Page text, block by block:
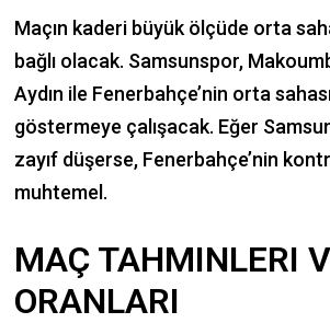
Maçın kaderi büyük ölçüde orta
bağlı olacak. Samsunspor,
Aydın ile Fenerbahçe’nin orta
göstermeye çalışacak. Eğer
zayıf düşerse, Fenerbahçe’nin
muhtemel.
MAÇ TAHMINLERI
ORANLARI